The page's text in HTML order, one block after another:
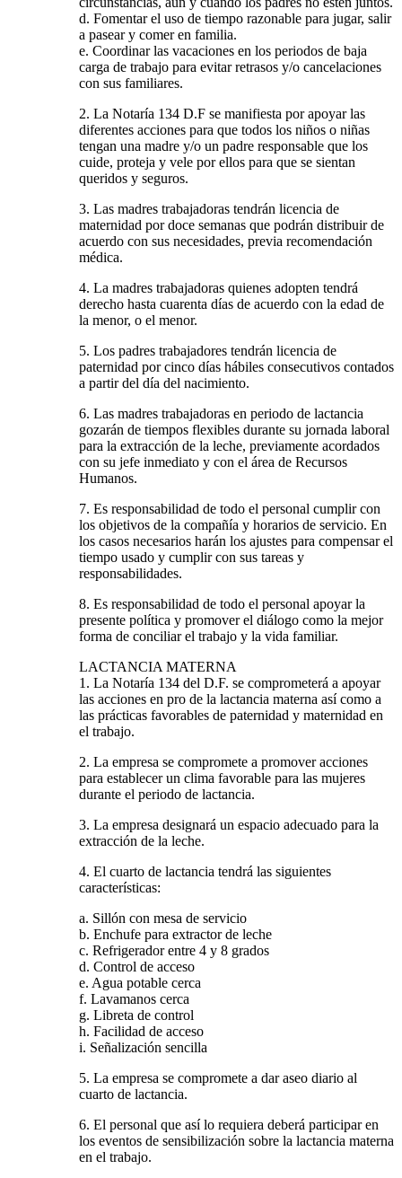
d. Fomentar el uso de tiempo razonable para jugar, salir
a pasear y comer en familia.
e. Coordinar las vacaciones en los periodos de baja
carga de trabajo para evitar retrasos y/o cancelaciones
con sus familiares.
2. La Notaría 134 D.F se manifiesta por apoyar las
diferentes acciones para que todos los niños o niñas
tengan una madre y/o un padre responsable que los
cuide, proteja y vele por ellos para que se sientan
queridos y seguros.
3. Las madres trabajadoras tendrán licencia de
maternidad por doce semanas que podrán distribuir de
acuerdo con sus necesidades, previa recomendación
médica.
4. La madres trabajadoras quienes adopten tendrá
derecho hasta cuarenta días de acuerdo con la edad de
la menor, o el menor.
5. Los padres trabajadores tendrán licencia de
paternidad por cinco días hábiles consecutivos contados
a partir del día del nacimiento.
6. Las madres trabajadoras en periodo de lactancia
gozarán de tiempos flexibles durante su jornada laboral
para la extracción de la leche, previamente acordados
con su jefe inmediato y con el área de Recursos
Humanos.
7. Es responsabilidad de todo el personal cumplir con
los objetivos de la compañía y horarios de servicio. En
los casos necesarios harán los ajustes para compensar el
tiempo usado y cumplir con sus tareas y
responsabilidades.
8. Es responsabilidad de todo el personal apoyar la
presente política y promover el diálogo como la mejor
forma de conciliar el trabajo y la vida familiar.
LACTANCIA MATERNA
1. La Notaría 134 del D.F. se comprometerá a apoyar
las acciones en pro de la lactancia materna así como a
las prácticas favorables de paternidad y maternidad en
el trabajo.
2. La empresa se compromete a promover acciones
para establecer un clima favorable para las mujeres
durante el periodo de lactancia.
3. La empresa designará un espacio adecuado para la
extracción de la leche.
4. El cuarto de lactancia tendrá las siguientes
características:
a. Sillón con mesa de servicio
b. Enchufe para extractor de leche
c. Refrigerador entre 4 y 8 grados
d. Control de acceso
e. Agua potable cerca
f. Lavamanos cerca
g. Libreta de control
h. Facilidad de acceso
i. Señalización sencilla
5. La empresa se compromete a dar aseo diario al
cuarto de lactancia.
6. El personal que así lo requiera deberá participar en
los eventos de sensibilización sobre la lactancia materna
en el trabajo.